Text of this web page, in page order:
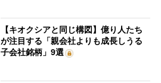
【キオクシアと同じ構図】億り人たち
が注目する「親会社よりも成長しうる
子会社銘柄」9選